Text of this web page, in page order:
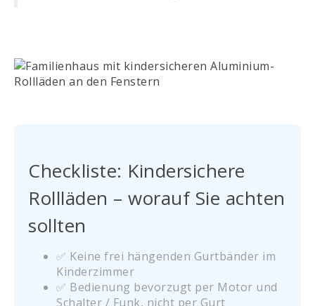
Checkliste: Kindersichere
Rollläden – worauf Sie achten
sollten
✅ Keine frei hängenden Gurtbänder im
Kinderzimmer
✅ Bedienung bevorzugt per Motor und
Schalter / Funk, nicht per Gurt